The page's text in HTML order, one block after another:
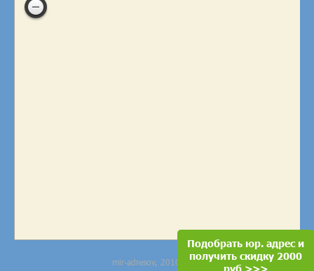
Подобрать юр. адрес и
получить скидку 2000
руб >>>
mir-adresov, 2010-2026